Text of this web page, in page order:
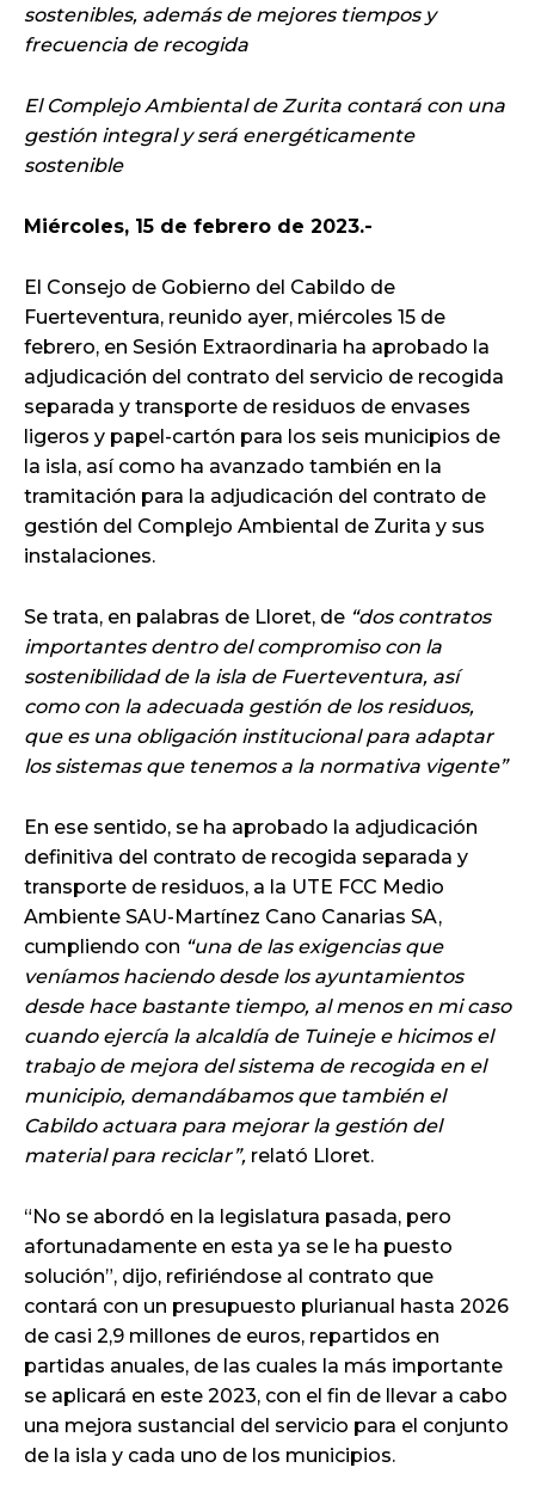
sostenibles, además de mejores tiempos y
frecuencia de recogida
El Complejo Ambiental de Zurita contará con una
gestión integral y será energéticamente
sostenible
Miércoles, 15 de febrero de 2023.-
El Consejo de Gobierno del Cabildo de
Fuerteventura, reunido ayer, miércoles 15 de
febrero, en Sesión Extraordinaria ha aprobado la
adjudicación del contrato del servicio de recogida
separada y transporte de residuos de envases
ligeros y papel-cartón para los seis municipios de
la isla, así como ha avanzado también en la
tramitación para la adjudicación del contrato de
gestión del Complejo Ambiental de Zurita y sus
instalaciones.
Se trata, en palabras de Lloret, de “dos contratos
importantes dentro del compromiso con la
sostenibilidad de la isla de Fuerteventura, así
como con la adecuada gestión de los residuos,
que es una obligación institucional para adaptar
los sistemas que tenemos a la normativa vigente”
En ese sentido, se ha aprobado la adjudicación
definitiva del contrato de recogida separada y
transporte de residuos, a la UTE FCC Medio
Ambiente SAU-Martínez Cano Canarias SA,
cumpliendo con “una de las exigencias que
veníamos haciendo desde los ayuntamientos
desde hace bastante tiempo, al menos en mi caso
cuando ejercía la alcaldía de Tuineje e hicimos el
trabajo de mejora del sistema de recogida en el
municipio, demandábamos que también el
Cabildo actuara para mejorar la gestión del
material para reciclar”, relató Lloret.
“No se abordó en la legislatura pasada, pero
afortunadamente en esta ya se le ha puesto
solución”, dijo, refiriéndose al contrato que
contará con un presupuesto plurianual hasta 2026
de casi 2,9 millones de euros, repartidos en
partidas anuales, de las cuales la más importante
se aplicará en este 2023, con el fin de llevar a cabo
una mejora sustancial del servicio para el conjunto
de la isla y cada uno de los municipios.